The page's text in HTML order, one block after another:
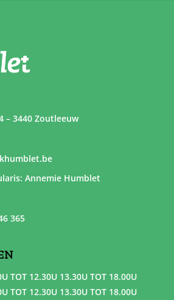
– 3440 Zoutleeuw
Annemie Humblet
365
TOT 12.30U 13.30U TOT 18.00U
TOT 12.30U 13.30U TOT 18.00U